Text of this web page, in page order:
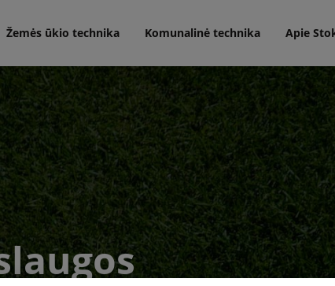
Žemės ūkio technika Komunalinė technika Apie